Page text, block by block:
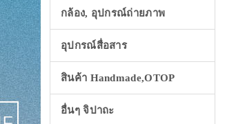
กล้อง, อุปกรณ์ถ่ายภาพ
อุปกรณ์สื่อสาร
สินค้า Handmade,OTOP
อื่นๆ จิปาถะ